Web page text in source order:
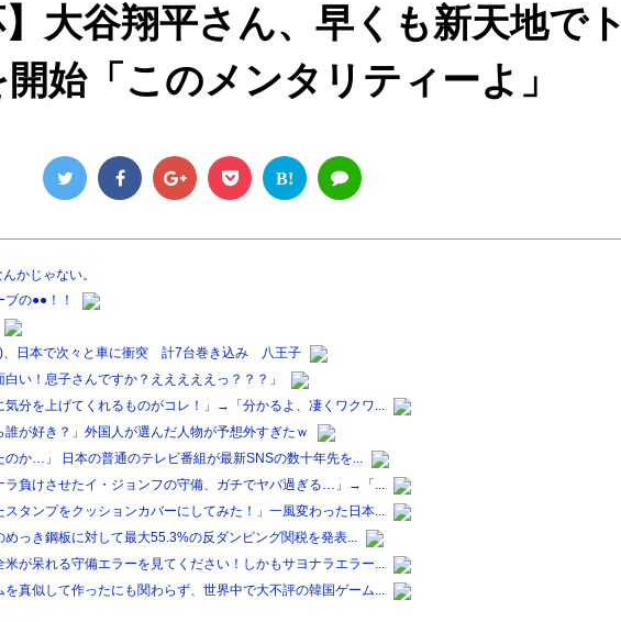
】大谷翔平さん、早くも新天地でト
始「このメンタリティーよ」
B!
かじゃない。
の●●！！
、日本で次々と車に衝突 計7台巻き込み 八王子
い！息子さんですか？えええええっ？？？」
気分を上げてくれるものがコレ！」→「分かるよ、凄くワクワ...
誰が好き？」外国人が選んだ人物が予想外すぎたｗ
のか…」 日本の普通のテレビ番組が最新SNSの数十年先を...
ラ負けさせたイ・ジョンフの守備、ガチでヤバ過ぎる…」→「...
タンプをクッションカバーにしてみた！」一風変わった日本...
っき鋼板に対して最大55.3%の反ダンピング関税を発表...
が呆れる守備エラーを見てください！しかもサヨナラエラー...
真似して作ったにも関わらず、世界中で大不評の韓国ゲーム...